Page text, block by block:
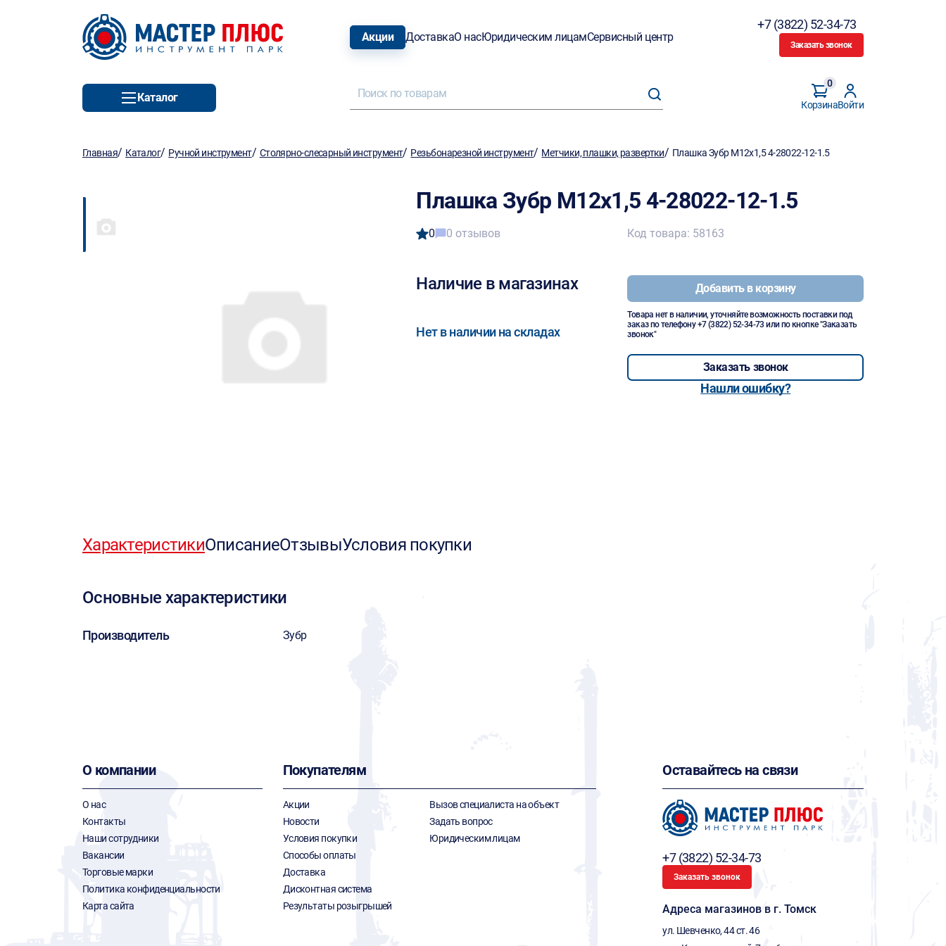
Акции ДоставкаО насЮридическим лицамСервисный центр
+7 (3822) 52-34-73
Заказать звонок
Каталог
Корзина
0
Войти
Главная/ Каталог/ Ручной инструмент/ Столярно-слесарный инструмент/ Резьбонарезной инструмент/ Метчики, плашки, развертки/ Плашка Зубр М12х1,5 4-28022-12-1.5
Плашка Зубр М12х1,5 4-28022-12-1.5
0 0 отзывов
Наличие в магазинах
Нет в наличии на складах
Код товара: 58163
Добавить в корзину
Товара нет в наличии, уточняйте возможность поставки под
заказ по телефону+7 (3822) 52-34-73 или по кнопке "Заказать
звонок"
Заказать звонок
Нашли ошибку?
ХарактеристикиОписаниеОтзывыУсловия покупки
Основные характеристики
Производитель Зубр
О компании
О нас
Контакты
Наши сотрудники
Вакансии
Торговые марки
Политика конфиденциальности
Карта сайта
Покупателям
Акции
Новости
Условия покупки
Способы оплаты
Доставка
Дисконтная система
Результаты розыгрышей
Вызов специалиста на объект
Задать вопрос
Юридическим лицам
Оставайтесь на связи
+7 (3822) 52-34-73
Заказать звонок
Адреса магазинов в г. Томск
ул. Шевченко, 44 ст. 46